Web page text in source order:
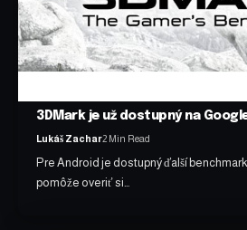
3DMark je už dostupný na
Lukáš Zachar2 Min Read
Pre Android je dostupný ďalší
pomôže overiť si…